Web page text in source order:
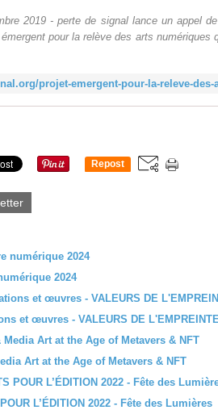
2019 - perte de signal lance un appel
pour la relève des arts
Repost
2024
et œuvres - VALEURS DE
Art at the Age of Metavers & NFT
L’ÉDITION 2022 - Fête des Lumières